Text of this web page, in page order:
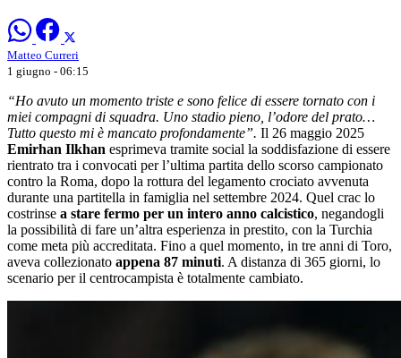
Matteo Curreri
1 giugno - 06:15
“Ho avuto un momento triste e sono felice di essere tornato con i
miei compagni di squadra. Uno stadio pieno, l’odore del prato…
Tutto questo mi è mancato profondamente”. Il 26 maggio 2025
Emirhan Ilkhan esprimeva tramite social la soddisfazione di essere
rientrato tra i convocati per l’ultima partita dello scorso campionato
contro la Roma, dopo la rottura del legamento crociato avvenuta
durante una partitella in famiglia nel settembre 2024. Quel crac lo
costrinse a stare fermo per un intero anno calcistico, negandogli
la possibilità di fare un’altra esperienza in prestito, con la Turchia
come meta più accreditata. Fino a quel momento, in tre anni di Toro,
aveva collezionato appena 87 minuti. A distanza di 365 giorni, lo
scenario per il centrocampista è totalmente cambiato.